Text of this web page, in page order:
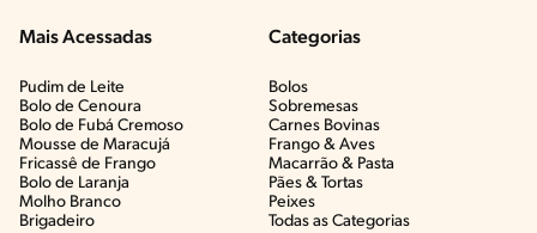
Mais Acessadas
Pudim de Leite
Bolo de Cenoura
Bolo de Fubá Cremoso
Mousse de Maracujá
Fricassê de Frango
Bolo de Laranja
Molho Branco
Brigadeiro
Categorias
Bolos
Sobremesas
Carnes Bovinas​
Frango & Aves​
Macarrão & Pasta​
Pães & Tortas​
Peixes
Todas as Categorias